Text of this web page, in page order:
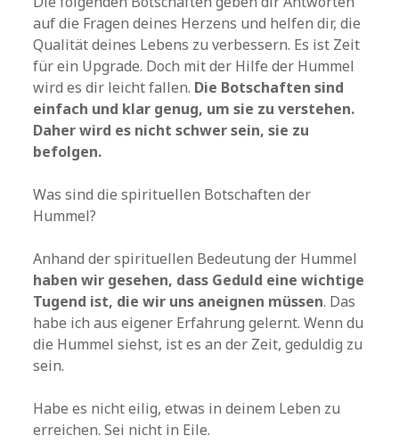
auf die Fragen deines Herzens und helfen dir, die
Qualität deines Lebens zu verbessern. Es ist Zeit
für ein Upgrade. Doch mit der Hilfe der Hummel
wird es dir leicht fallen. Die Botschaften sind
einfach und klar genug, um sie zu verstehen.
Daher wird es nicht schwer sein, sie zu
befolgen.
Was sind die spirituellen Botschaften der
Hummel?
Anhand der spirituellen Bedeutung der Hummel
haben wir gesehen, dass Geduld eine wichtige
Tugend ist, die wir uns aneignen müssen. Das
habe ich aus eigener Erfahrung gelernt. Wenn du
die Hummel siehst, ist es an der Zeit, geduldig zu
sein.
Habe es nicht eilig, etwas in deinem Leben zu
erreichen. Sei nicht in Eile.